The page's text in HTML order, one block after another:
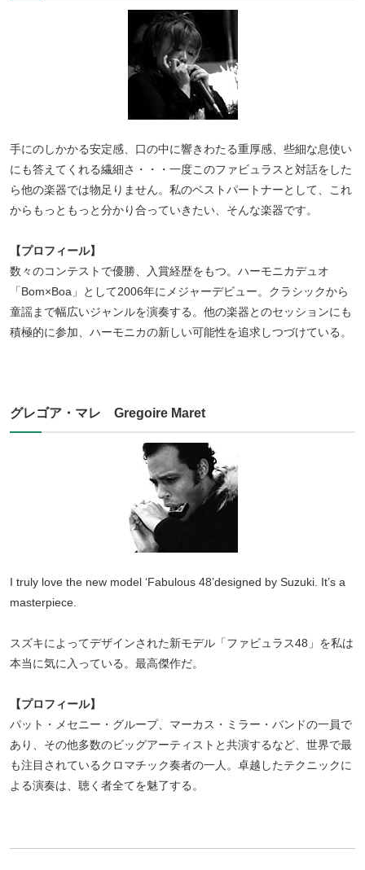
手にのしかかる安定感、口の中に響きわたる重厚感、些細な息使い
にも答えてくれる繊細さ・・・一度このファビュラスと対話をした
ら他の楽器では物足りません。私のベストパートナーとして、これ
からもっともっと分かり合っていきたい、そんな楽器です。
【プロフィール】
数々のコンテストで優勝、入賞経歴をもつ。ハーモニカデュオ
「Bom×Boa」として2006年にメジャーデビュー。クラシックから
童謡まで幅広いジャンルを演奏する。他の楽器とのセッションにも
積極的に参加、ハーモニカの新しい可能性を追求しつづけている。
グレゴア・マレ Gregoire Maret
I truly love the new model ‘Fabulous 48’designed by Suzuki. It’s a
masterpiece.
スズキによってデザインされた新モデル「ファビュラス48」を私は
本当に気に入っている。最高傑作だ。
【プロフィール】
パット・メセニー・グループ、マーカス・ミラー・バンドの一員で
あり、その他多数のビッグアーティストと共演するなど、世界で最
も注目されているクロマチック奏者の一人。卓越したテクニックに
よる演奏は、聴く者全てを魅了する。